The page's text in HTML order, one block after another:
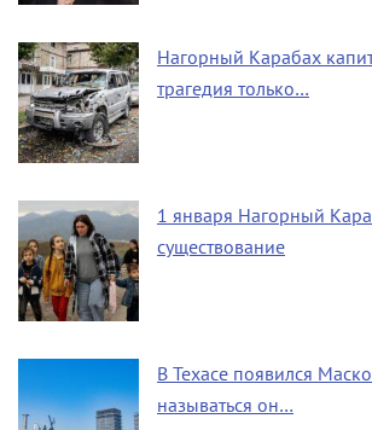
Нагорный Карабах
трагедия только…
1 января Нагорный
существование
В Техасе появился
называться он…